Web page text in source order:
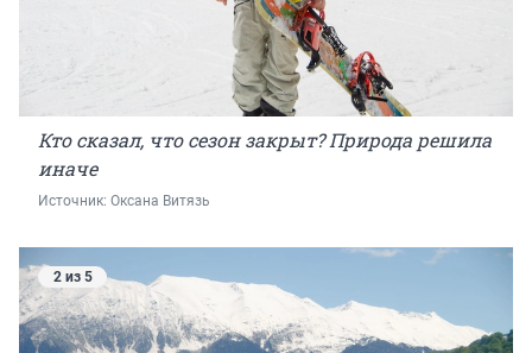
Кто сказал, что сезон закрыт? Природа решила
иначе
Источник: Оксана Витязь
2 из 5